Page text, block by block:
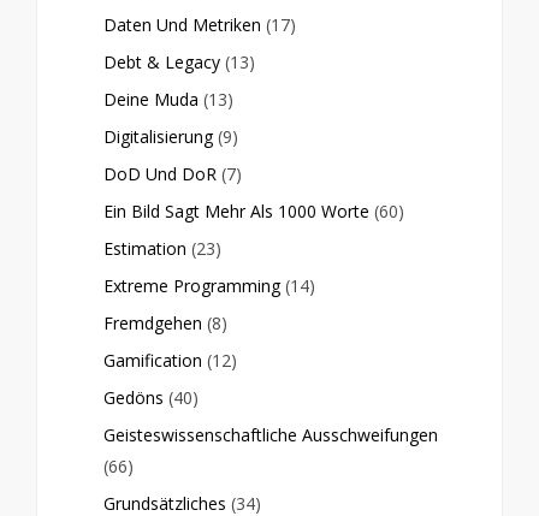
Daten Und Metriken (17)
Debt & Legacy (13)
Deine Muda (13)
Digitalisierung (9)
DoD Und DoR (7)
Ein Bild Sagt Mehr Als 1000 Worte (60)
Estimation (23)
Extreme Programming (14)
Fremdgehen (8)
Gamification (12)
Gedöns (40)
Geisteswissenschaftliche Ausschweifungen
(66)
Grundsätzliches (34)